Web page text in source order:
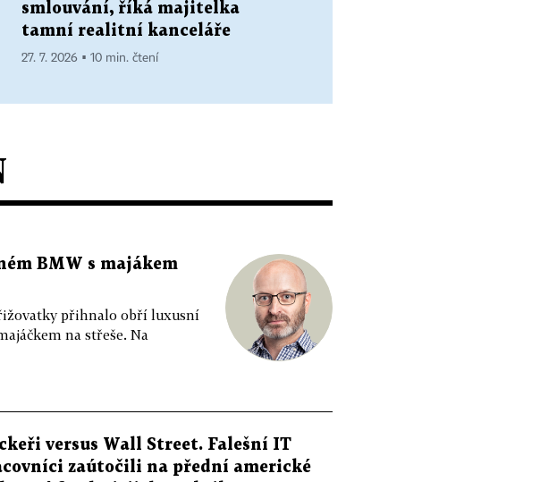
smlouvání, říká majitelka
tamní realitní kanceláře
27. 7. 2026 ▪ 10 min. čtení
BMW s majákem
přihnalo obří luxusní
na střeše. Na
versus Wall Street. Falešní IT
zaútočili na přední americké